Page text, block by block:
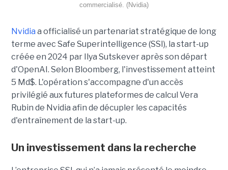
commercialisé. (Nvidia)
Nvidia a officialisé un partenariat stratégique de long
terme avec Safe Superintelligence (SSI), la start-up
créée en 2024 par Ilya Sutskever après son départ
d'OpenAI. Selon Bloomberg, l'investissement atteint
5 Md$. L'opération s'accompagne d'un accès
privilégié aux futures plateformes de calcul Vera
Rubin de Nvidia afin de décupler les capacités
d'entraînement de la start-up.
Un investissement dans la recherche